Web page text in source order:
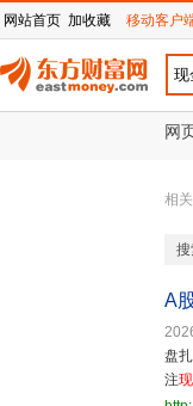
网
相
搜
A
盘
注
网站首页 加收藏 移动客户